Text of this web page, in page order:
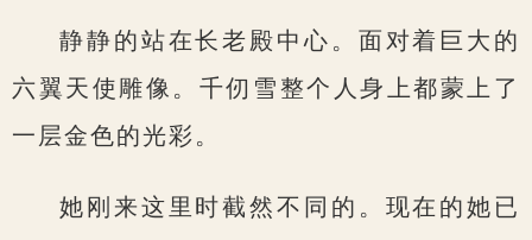
静静的站在长老殿中心。面对着巨大的
六翼天使雕像。千仞雪整个人身上都蒙上了
一层金色的光彩。
她刚来这里时截然不同的。现在的她已